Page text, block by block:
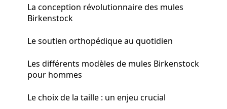
La conception révolutionnaire des mules
Birkenstock
Le soutien orthopédique au quotidien
Les différents modèles de mules Birkenstock
pour hommes
Le choix de la taille : un enjeu crucial